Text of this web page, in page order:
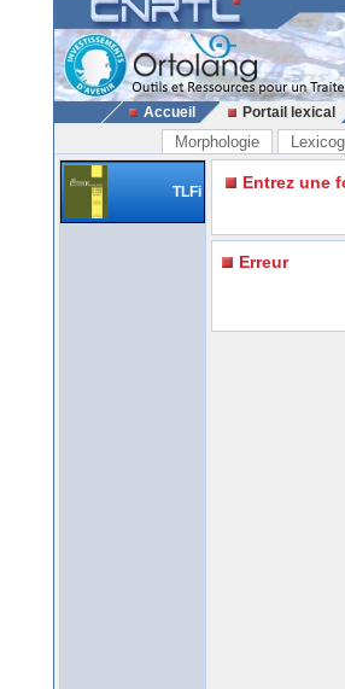
Accueil Portail lexical
Morphologie
TLFi Entrez une
Erreur